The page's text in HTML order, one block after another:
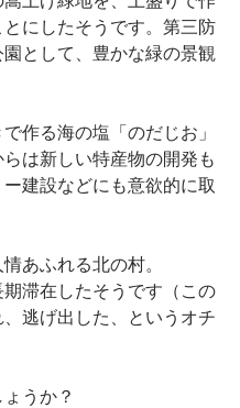
にしたそうです。第三防
として、豊かな緑の景観
作る海の塩「のだじお」
は新しい特産物の開発も
建設などにも意欲的に取
あふれる北の村。
滞在したそうです（この
逃げ出した、というオチ
うか？